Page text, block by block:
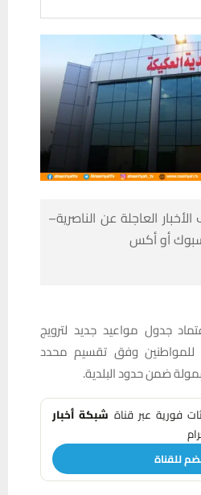
العاجلة عن الناصرية–
أو أكس
جدول مواعيد جديد لترويج
للمواطنين وفق تقسيم محدد
ضمن حدود البلدية.
فورية عبر قناة شبكة أخبار
للقناة